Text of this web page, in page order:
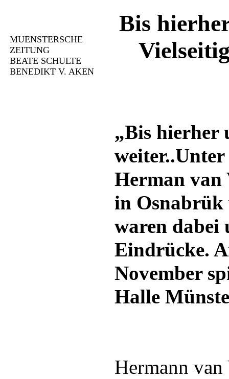
MUENSTERSCHE
ZEITUNG
BEATE SCHULTE
BENEDIKT V. AKEN
Bis
„Bis hierher
Herman van
in Osnabrük
waren dabei
Eindrücke.
November
Halle
Hermann